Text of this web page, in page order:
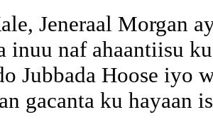
Jeneraal Morgan
inuu naf ahaantiisu
Jubbada Hoose iyo
gacanta ku hayaan